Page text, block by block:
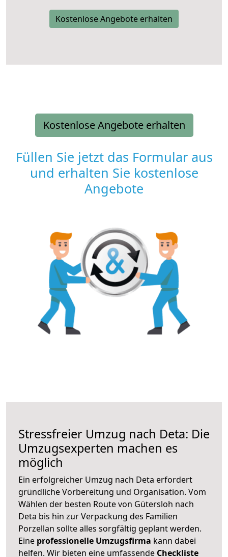
Kostenlose Angebote erhalten
Kostenlose Angebote erhalten
Füllen Sie jetzt das Formular aus
und erhalten Sie kostenlose
Angebote
Stressfreier Umzug nach Deta: Die
Umzugsexperten machen es
möglich
Ein erfolgreicher Umzug nach Deta erfordert
gründliche Vorbereitung und Organisation. Vom
Wählen der besten Route von Gütersloh nach
Deta bis hin zur Verpackung des Familien
Porzellan sollte alles sorgfältig geplant werden.
Eine professionelle Umzugsfirma kann dabei
helfen. Wir bieten eine umfassende Checkliste